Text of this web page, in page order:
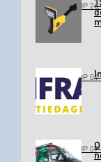
GEPLAATST OP
GEPLAATST OP
GEPLAATST OP